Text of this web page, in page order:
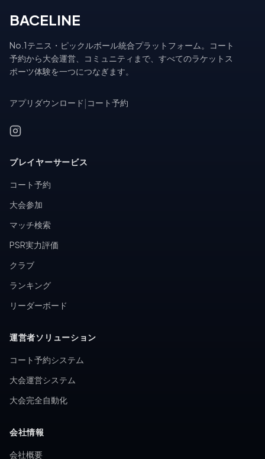
BACELINE
No.1テニス・ピックルボール統合プラットフォーム。コート
予約から大会運営、コミュニティまで、すべてのラケットス
ポーツ体験を一つにつなぎます。
アプリダウンロード コート予約
プレイヤーサービス
コート予約
大会参加
マッチ検索
PSR実力評価
クラブ
ランキング
リーダーボード
運営者ソリューション
コート予約システム
大会運営システム
大会完全自動化
会社情報
会社概要